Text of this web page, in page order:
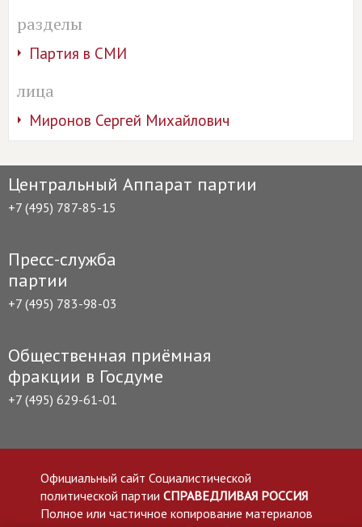
разделы
Партия в СМИ
лица
Миронов Сергей Михайлович
Центральный Аппарат партии
+7 (495) 787-85-15
Пресс-служба
партии
+7 (495) 783-98-03
Общественная приёмная
фракции в Госдуме
+7 (495) 629-61-01
Официальный сайт Социалистической
политической партии СПРАВЕДЛИВАЯ РОССИЯ
Полное или частичное копирование материалов